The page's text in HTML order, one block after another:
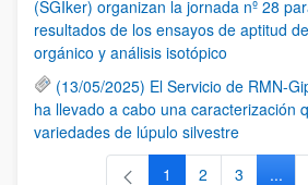
(SGIker) organizan la jornada nº 28
resultados de los ensayos de aptitud
orgánico y análisis isotópico
(13/05/2025) El Servicio de RMN-
ha llevado a cabo una caracterización
variedades de lúpulo silvestre
1 2 3 ...